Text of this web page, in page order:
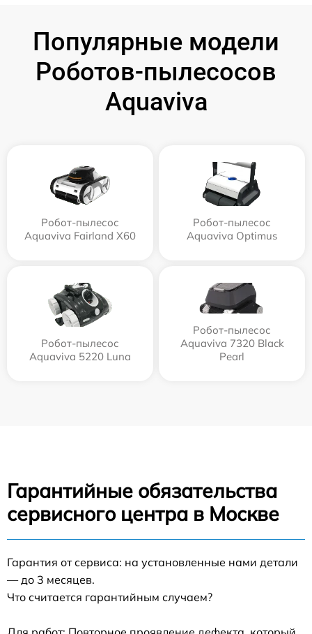
Популярные модели
Роботов-пылесосов
Aquaviva
Робот-пылесос
Aquaviva Fairland X60
Робот-пылесос
Aquaviva Optimus
Робот-пылесос
Aquaviva 5220 Luna
Робот-пылесос
Aquaviva 7320 Black
Pearl
Гарантийные обязательства
сервисного центра в Москве
Гарантия от сервиса: на установленные нами детали
— до 3 месяцев.
Что считается гарантийным случаем?